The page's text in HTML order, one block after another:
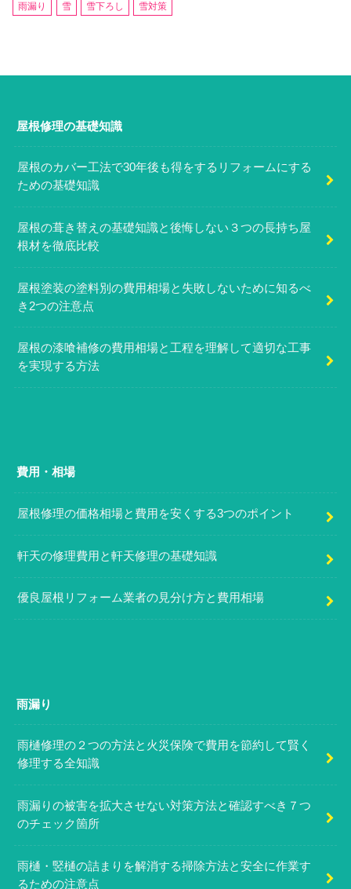
雨漏り
雪 雪下ろし 雪対策
屋根修理の基礎知識
屋根のカバー工法で30年後も得をするリフォームにする
ための基礎知識
屋根の葺き替えの基礎知識と後悔しない３つの長持ち屋
根材を徹底比較
屋根塗装の塗料別の費用相場と失敗しないために知るべ
き2つの注意点
屋根の漆喰補修の費用相場と工程を理解して適切な工事
を実現する方法
費用・相場
屋根修理の価格相場と費用を安くする3つのポイント
軒天の修理費用と軒天修理の基礎知識
優良屋根リフォーム業者の見分け方と費用相場
雨漏り
雨樋修理の２つの方法と火災保険で費用を節約して賢く
修理する全知識
雨漏りの被害を拡大させない対策方法と確認すべき７つ
のチェック箇所
雨樋・竪樋の詰まりを解消する掃除方法と安全に作業す
るための注意点